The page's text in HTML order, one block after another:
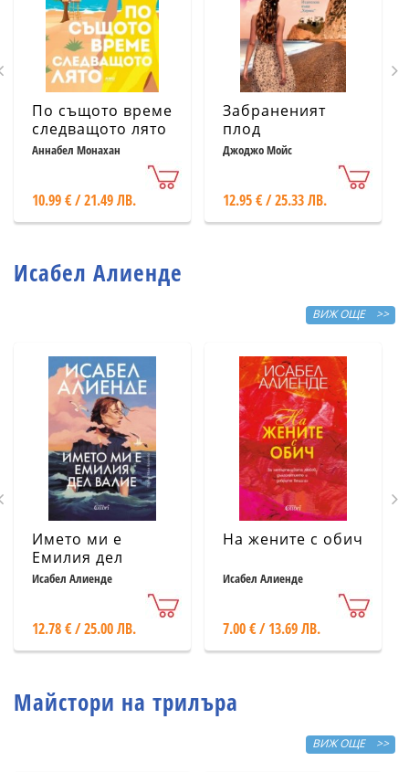
По същото време
следващото лято
Аннабел Монахан
10.99 € / 21.49 ЛВ.
Забраненият
плод
Джоджо Мойс
12.95 € / 25.33 ЛВ.
Исабел Алиенде
ВИЖ ОЩЕ >>
Името ми е
Емилия дел
Валие
Исабел Алиенде
12.78 € / 25.00 ЛВ.
На жените с обич
Исабел Алиенде
7.00 € / 13.69 ЛВ.
Майстори на трилъра
ВИЖ ОЩЕ >>